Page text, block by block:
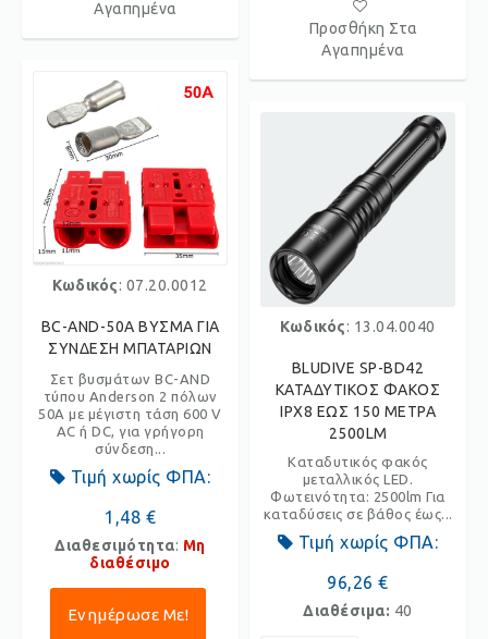
Αγαπημένα
Κωδικός: 07.20.0012
BC-AND-50A ΒΥΣΜΑ ΓΙΑ
ΣΥΝΔΕΣΗ ΜΠΑΤΑΡΙΩΝ
Σετ βυσμάτων BC-AND
τύπου Anderson 2 πόλων
50A με μέγιστη τάση 600 V
AC ή DC, για γρήγορη
σύνδεση...
Τιμή χωρίς ΦΠΑ:
1,48 €
Διαθεσιμότητα: Μη
διαθέσιμο
Ενημέρωσε Με!
Προσθήκη Στα
Αγαπημένα
Κωδικός: 13.04.0040
BLUDIVE SP-BD42
ΚΑΤΑΔΥΤΙΚΟΣ ΦΑΚΟΣ
IPX8 ΕΩΣ 150 ΜΕΤΡΑ
2500LM
Καταδυτικός φακός
μεταλλικός LED.
Φωτεινότητα: 2500lm Για
καταδύσεις σε βάθος έως...
Τιμή χωρίς ΦΠΑ:
96,26 €
Διαθέσιμα: 40